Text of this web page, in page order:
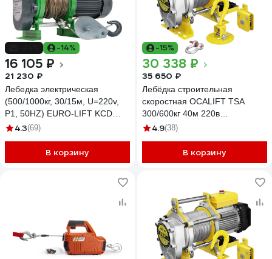
-14%
16 105 ₽
21 230 ₽
Лебедка электрическая
(500/1000кг, 30/15м, U=220v,
P1, 50HZ) EURO-LIFT KCD
00019835
4.3(69)
В корзину
-15%
30 338 ₽
35 650 ₽
Лебёдка строительная
скоростная OCALIFT TSA
300/600кг 40м 220в
(алюминиевый корпус)
4.9(38)
В корзину